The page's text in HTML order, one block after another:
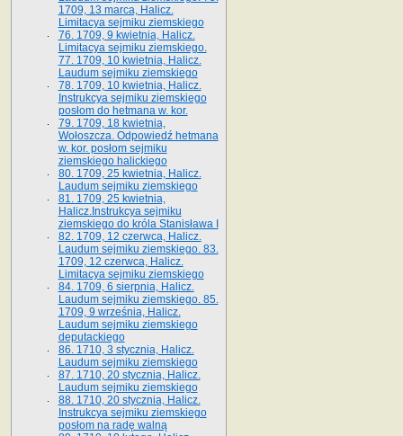
1709, 13 marca, Halicz.
Limitacya sejmiku ziemskiego
76. 1709, 9 kwietnia, Halicz.
Limitacya sejmiku ziemskiego.
77. 1709, 10 kwietnia, Halicz.
Laudum sejmiku ziemskiego
78. 1709, 10 kwietnia, Halicz.
Instrukcya sejmiku ziemskiego
posłom do hetmana w. kor.
79. 1709, 18 kwietnia,
Wołoszcza. Odpowiedź hetmana
w. kor. posłom sejmiku
ziemskiego halickiego
80. 1709, 25 kwietnia, Halicz.
Laudum sejmiku ziemskiego
81. 1709, 25 kwietnia,
Halicz.Instrukcya sejmiku
ziemskiego do króla Stanisława I
82. 1709, 12 czerwca, Halicz.
Laudum sejmiku ziemskiego. 83.
1709, 12 czerwca, Halicz.
Limitacya sejmiku ziemskiego
84. 1709, 6 sierpnia, Halicz.
Laudum sejmiku ziemskiego. 85.
1709, 9 września, Halicz.
Laudum sejmiku ziemskiego
deputackiego
86. 1710, 3 stycznia, Halicz.
Laudum sejmiku ziemskiego
87. 1710, 20 stycznia, Halicz.
Laudum sejmiku ziemskiego
88. 1710, 20 stycznia, Halicz.
Instrukcya sejmiku ziemskiego
posłom na radę walną